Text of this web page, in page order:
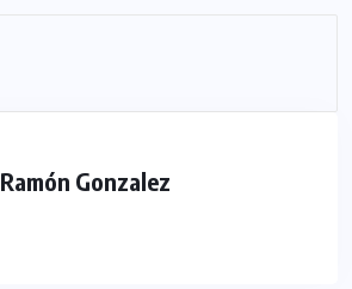
Ramón Gonzalez